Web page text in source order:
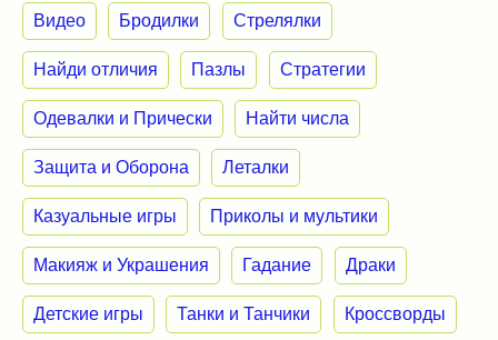
Видео Бродилки Стрелялки
Найди отличия Пазлы Стратегии
Одевалки и Прически Найти числа
Защита и Оборона Леталки
Казуальные игры Приколы и мультики
Макияж и Украшения Гадание Драки
Детские игры Танки и Танчики Кроссворды